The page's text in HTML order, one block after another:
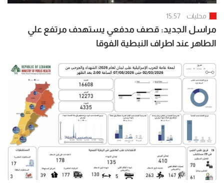
محليات 15:57
مراسل الجديد: قصف مدفعي يستهدف مرتفع علي
الطاهر عند اطراف النبطية الفوقا